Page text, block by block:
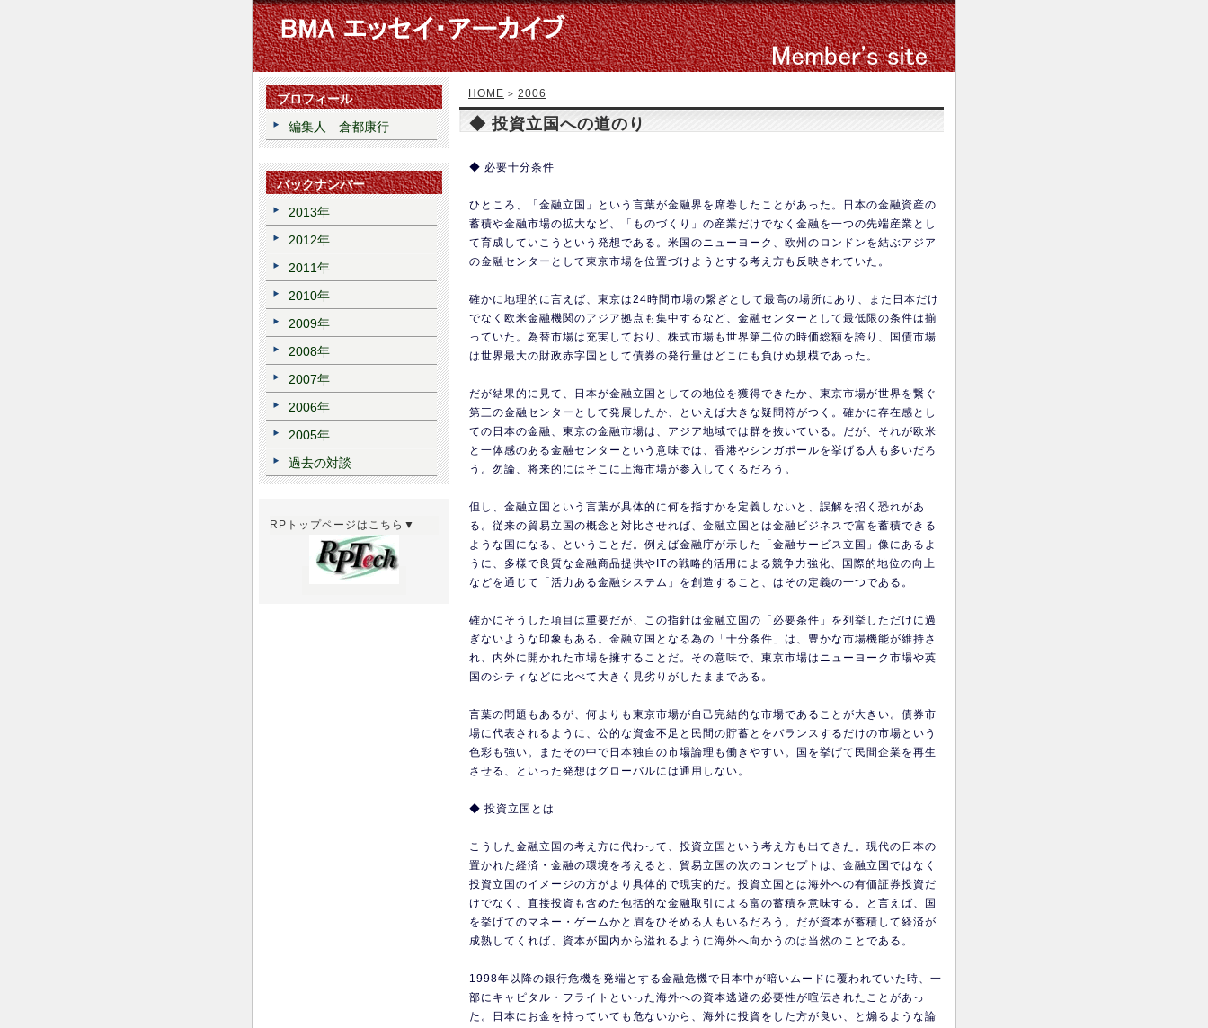
HOME > 2006
◆ 投資立国への道のり
◆ 必要十分条件
ひところ、「金融立国」という言葉が金融界を席巻したことがあった。日本の金融資産の
蓄積や金融市場の拡大など、「ものづくり」の産業だけでなく金融を一つの先端産業とし
て育成していこうという発想である。米国のニューヨーク、欧州のロンドンを結ぶアジア
の金融センターとして東京市場を位置づけようとする考え方も反映されていた。
確かに地理的に言えば、東京は24時間市場の繋ぎとして最高の場所にあり、また日本だけ
でなく欧米金融機関のアジア拠点も集中するなど、金融センターとして最低限の条件は揃
っていた。為替市場は充実しており、株式市場も世界第二位の時価総額を誇り、国債市場
は世界最大の財政赤字国として債券の発行量はどこにも負けぬ規模であった。
だが結果的に見て、日本が金融立国としての地位を獲得できたか、東京市場が世界を繋ぐ
第三の金融センターとして発展したか、といえば大きな疑問符がつく。確かに存在感とし
ての日本の金融、東京の金融市場は、アジア地域では群を抜いている。だが、それが欧米
と一体感のある金融センターという意味では、香港やシンガポールを挙げる人も多いだろ
う。勿論、将来的にはそこに上海市場が参入してくるだろう。
但し、金融立国という言葉が具体的に何を指すかを定義しないと、誤解を招く恐れがあ
る。従来の貿易立国の概念と対比させれば、金融立国とは金融ビジネスで富を蓄積できる
ような国になる、ということだ。例えば金融庁が示した「金融サービス立国」像にあるよ
うに、多様で良質な金融商品提供やITの戦略的活用による競争力強化、国際的地位の向上
などを通じて「活力ある金融システム」を創造すること、はその定義の一つである。
確かにそうした項目は重要だが、この指針は金融立国の「必要条件」を列挙しただけに過
ぎないような印象もある。金融立国となる為の「十分条件」は、豊かな市場機能が維持さ
れ、内外に開かれた市場を擁することだ。その意味で、東京市場はニューヨーク市場や英
国のシティなどに比べて大きく見劣りがしたままである。
言葉の問題もあるが、何よりも東京市場が自己完結的な市場であることが大きい。債券市
場に代表されるように、公的な資金不足と民間の貯蓄とをバランスするだけの市場という
色彩も強い。またその中で日本独自の市場論理も働きやすい。国を挙げて民間企業を再生
させる、といった発想はグローバルには通用しない。
◆ 投資立国とは
こうした金融立国の考え方に代わって、投資立国という考え方も出てきた。現代の日本の
置かれた経済・金融の環境を考えると、貿易立国の次のコンセプトは、金融立国ではなく
投資立国のイメージの方がより具体的で現実的だ。投資立国とは海外への有価証券投資だ
けでなく、直接投資も含めた包括的な金融取引による富の蓄積を意味する。と言えば、国
を挙げてのマネー・ゲームかと眉をひそめる人もいるだろう。だが資本が蓄積して経済が
成熟してくれば、資本が国内から溢れるように海外へ向かうのは当然のことである。
1998年以降の銀行危機を発端とする金融危機で日本中が暗いムードに覆われていた時、一
部にキャピタル・フライトといった海外への資本逃避の必要性が喧伝されたことがあっ
た。日本にお金を持っていても危ないから、海外に投資をした方が良い、と煽るような論
プロフィール
編集人 倉都康行
バックナンバー
2013年
2012年
2011年
2010年
2009年
2008年
2007年
2006年
2005年
過去の対談
RPトップページはこちら▼